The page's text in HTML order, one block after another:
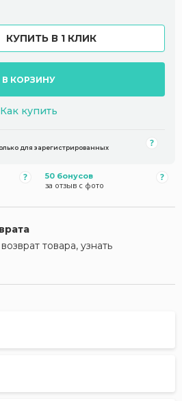
КУПИТЬ В 1 КЛИК
В КОРЗИНУ
Как купить
для зарегистрированных
50 бонусов
за отзыв с фото
товара, узнать